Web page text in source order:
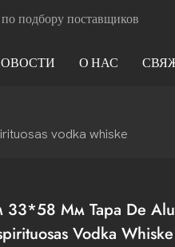
подбору поставщиков
О НАС
vodka whiske
Мм Tapa De
Vodka Whiske